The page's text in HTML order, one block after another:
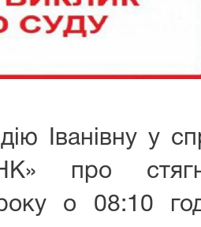
Іванівну у
про
о 08:10